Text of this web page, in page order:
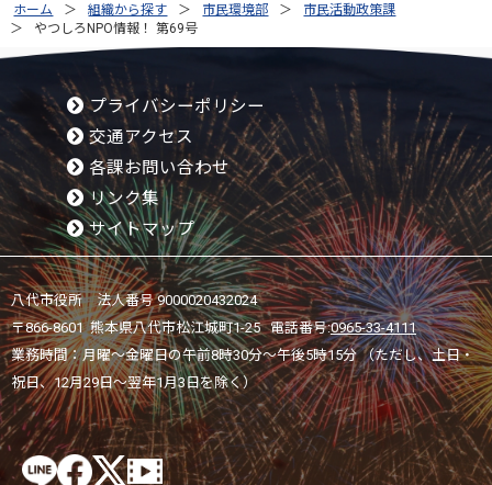
ホーム 組織から探す 市民環境部
市民活動政策課
やつしろNPO情報！ 第69号
プライバシーポリシー
交通アクセス
各課お問い合わせ
リンク集
サイトマップ
八代市役所 法人番号 9000020432024
〒866-8601 熊本県八代市松江城町1-25 電話番号:0965-33-4111
業務時間：月曜～金曜日の午前8時30分～午後5時15分 （ただし、土日・
祝日、12月29日～翌年1月3日を除く）